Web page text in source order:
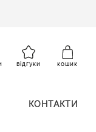
відгуки кошик
КОНТАКТИ